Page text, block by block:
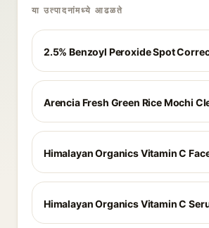
या उत्पादनांमध्ये आढळते
2.5% Benzoyl Peroxide Spot
Arencia Fresh Green Rice Mochi
Himalayan Organics Vitamin C
Himalayan Organics Vitamin C